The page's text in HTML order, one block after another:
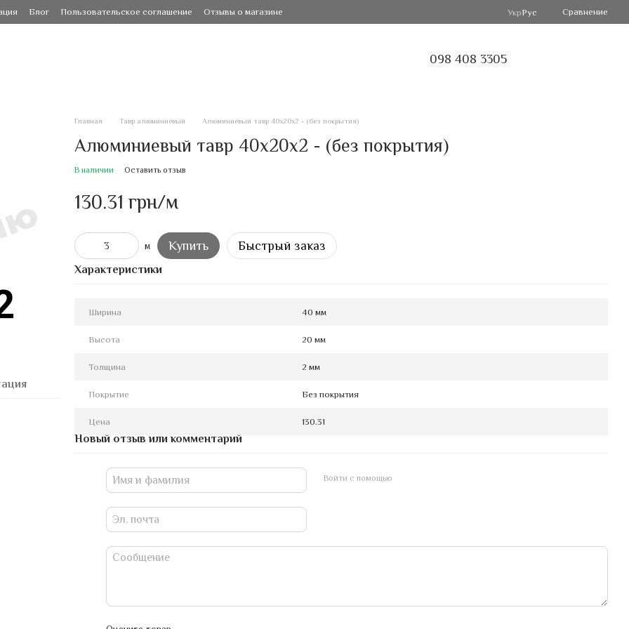
Блог Пользовательское соглашение Отзывы о магазине УкрРус Сравнение
098 408 3305
Главная Тавр алюминиевый Алюминиевый тавр 40х20х2 - (без покрытия)
Алюминиевый тавр 40х20х2 - (без покрытия)
В наличии Оставить отзыв
130.31 грн/м
м Купить Быстрый заказ
Характеристики
Ширина 40 мм
Высота 20 мм
Толщина 2 мм
Покрытие Без покрытия
Цена 130.31
Новый отзыв или комментарий
Войти с помощью